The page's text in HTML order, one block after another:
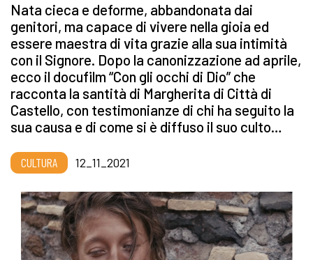
Nata cieca e deforme, abbandonata dai
genitori, ma capace di vivere nella gioia ed
essere maestra di vita grazie alla sua intimità
con il Signore. Dopo la canonizzazione ad aprile,
ecco il docufilm “Con gli occhi di Dio” che
racconta la santità di Margherita di Città di
Castello, con testimonianze di chi ha seguito la
sua causa e di come si è diffuso il suo culto…
CULTURA 12_11_2021